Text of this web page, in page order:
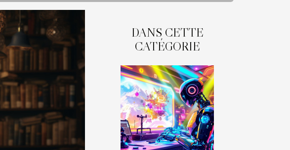
DANS CETTE
CATÉGORIE